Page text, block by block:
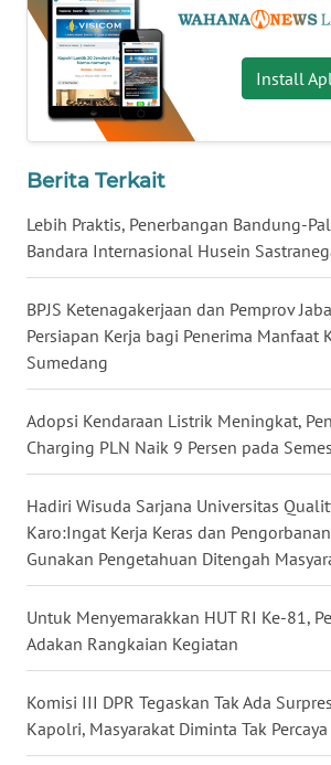
Install
Berita Terkait
Lebih Praktis, Penerbangan Bandung-
Bandara Internasional Husein
BPJS Ketenagakerjaan dan Pemprov
Persiapan Kerja bagi Penerima Manfaat
Sumedang
Adopsi Kendaraan Listrik Meningkat,
Charging PLN Naik 9 Persen pada
Hadiri Wisuda Sarjana Universitas
Karo:Ingat Kerja Keras dan
Gunakan Pengetahuan Ditengah
Untuk Menyemarakkan HUT RI Ke-81,
Adakan Rangkaian Kegiatan
Komisi III DPR Tegaskan Tak Ada
Kapolri, Masyarakat Diminta Tak
SUMBAR
WN
SUMSEL
BENGKULU
WN
WN
JATENG
NUSANTARA
JOGJA
WN
WN
BALI
WN
KALBAR